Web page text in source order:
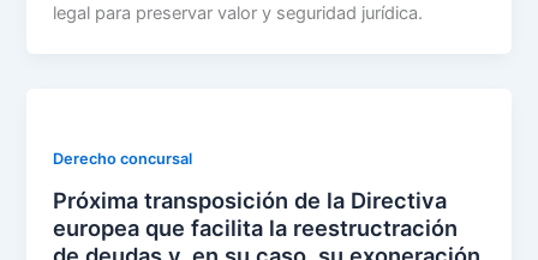
legal para preservar valor y seguridad jurídica.
Derecho concursal
Próxima transposición de la Directiva
europea que facilita la reestructración